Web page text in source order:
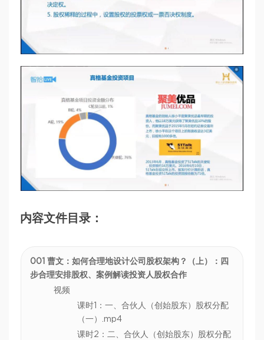
内容文件目录：
001 曹文：如何合理地设计公司股权架构？（上）：四
步合理安排股权、案例解读投资人股权合作
视频
课时1：一、合伙人（创始股东）股权分配
（一）.mp4
课时2：二、合伙人（创始股东）股权分配